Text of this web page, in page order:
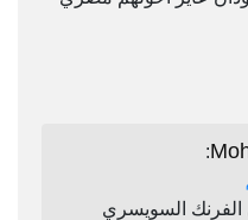
:
السويسري